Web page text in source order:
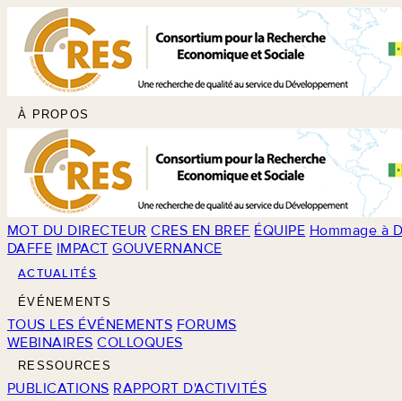
À PROPOS
MOT DU DIRECTEUR CRES EN BREF ÉQUIPE Hommage à
DAFFE IMPACT GOUVERNANCE
ACTUALITÉS
ÉVÉNEMENTS
TOUS LES ÉVÉNEMENTS FORUMS
WEBINAIRES COLLOQUES
RESSOURCES
PUBLICATIONS RAPPORT D'ACTIVITÉS